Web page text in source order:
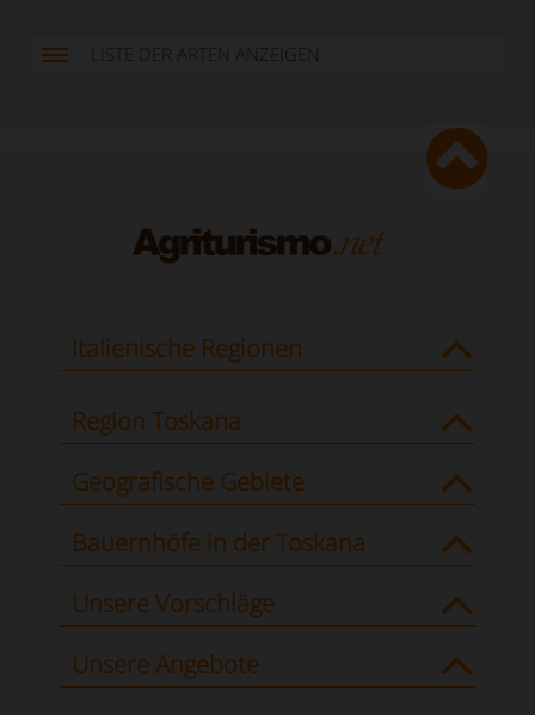
LISTE DER ARTEN ANZEIGEN
Italienische Regionen
Region Toskana
Geografische Gebiete
Bauernhöfe in der Toskana
Unsere Vorschläge
Unsere Angebote